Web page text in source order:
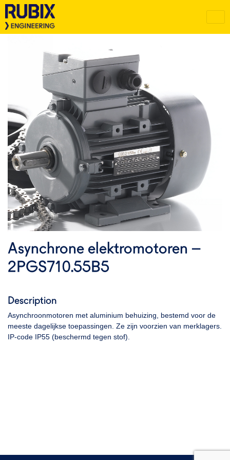
Asynchrone elektromotoren –
2PGS710.55B5
Description
Asynchroonmotoren met aluminium behuizing, bestemd voor de
meeste dagelijkse toepassingen. Ze zijn voorzien van merklagers.
IP-code IP55 (beschermd tegen stof).